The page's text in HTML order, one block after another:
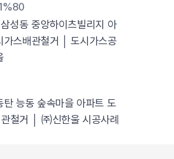
성동 중앙하이츠빌리지 아
가스배관철거 │ 도시가스공
탄 능동 숲속마을 아파트 도
철거 │ ㈜신한울 시공사례